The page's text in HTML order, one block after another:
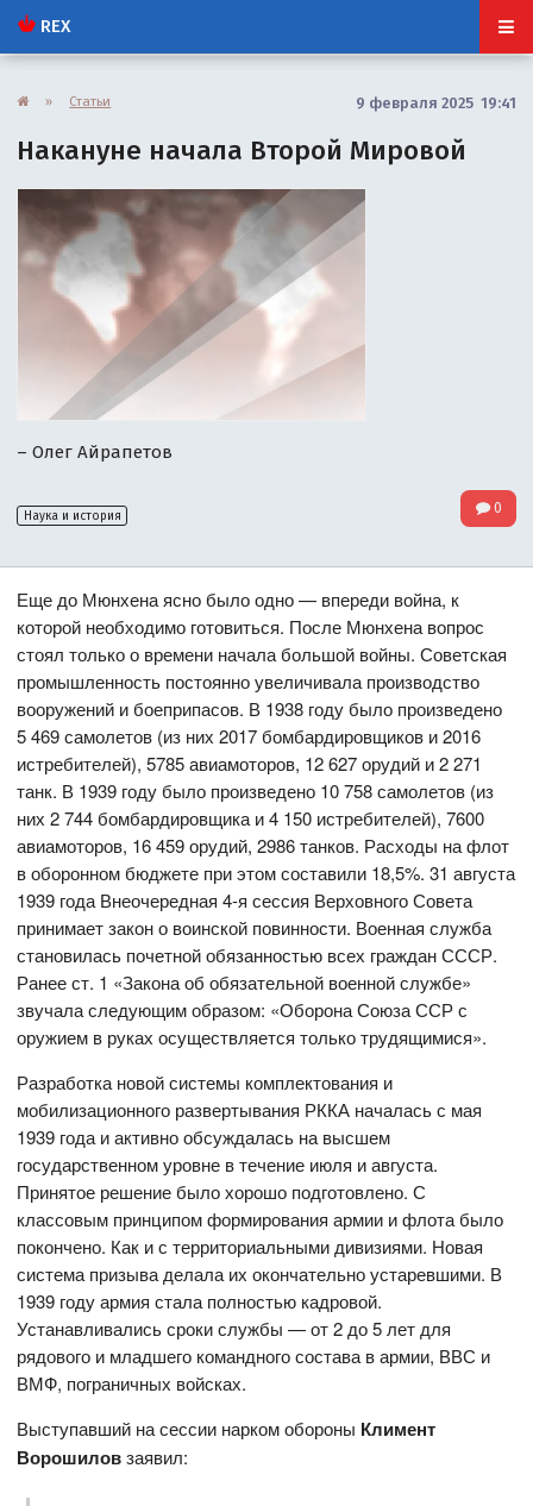
REX
» Статьи 9 февраля 2025 19:41
Накануне начала Второй Мировой
– Олег Айрапетов
Наука и история 0
Еще до Мюнхена ясно было одно — впереди война, к
которой необходимо готовиться. После Мюнхена вопрос
стоял только о времени начала большой войны. Советская
промышленность постоянно увеличивала производство
вооружений и боеприпасов. В 1938 году было произведено
5 469 самолетов (из них 2017 бомбардировщиков и 2016
истребителей), 5785 авиамоторов, 12 627 орудий и 2 271
танк. В 1939 году было произведено 10 758 самолетов (из
них 2 744 бомбардировщика и 4 150 истребителей), 7600
авиамоторов, 16 459 орудий, 2986 танков. Расходы на флот
в оборонном бюджете при этом составили 18,5%. 31 августа
1939 года Внеочередная 4-я сессия Верховного Совета
принимает закон о воинской повинности. Военная служба
становилась почетной обязанностью всех граждан СССР.
Ранее ст. 1 «Закона об обязательной военной службе»
звучала следующим образом: «Оборона Союза ССР с
оружием в руках осуществляется только трудящимися».
Разработка новой системы комплектования и
мобилизационного развертывания РККА началась с мая
1939 года и активно обсуждалась на высшем
государственном уровне в течение июля и августа.
Принятое решение было хорошо подготовлено. С
классовым принципом формирования армии и флота было
покончено. Как и с территориальными дивизиями. Новая
система призыва делала их окончательно устаревшими. В
1939 году армия стала полностью кадровой.
Устанавливались сроки службы — от 2 до 5 лет для
рядового и младшего командного состава в армии, ВВС и
ВМФ, пограничных войсках.
Выступавший на сессии нарком обороны Климент
Ворошиловзаявил: